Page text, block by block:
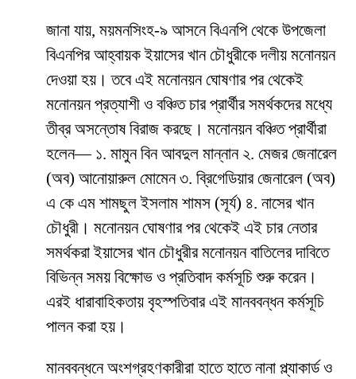
জানা যায়, ময়মনসিংহ-৯ আসনে বিএনপি থেকে উপজেলা
বিএনপির আহ্বায়ক ইয়াসের খান চৌধুরীকে দলীয় মনোনয়ন
দেওয়া হয়। তবে এই মনোনয়ন ঘোষণার পর থেকেই
মনোনয়ন প্রত্যাশী ও বঞ্চিত চার প্রার্থীর সমর্থকদের মধ্যে
তীব্র অসন্তোষ বিরাজ করছে। মনোনয়ন বঞ্চিত প্রার্থীরা
হলেন— ১. মামুন বিন আবদুল মান্নান ২. মেজর জেনারেল
(অব) আনোয়ারুল মোমেন ৩. ব্রিগেডিয়ার জেনারেল (অব)
এ কে এম শামছুল ইসলাম শামস (সূর্য) ৪. নাসের খান
চৌধুরী। মনোনয়ন ঘোষণার পর থেকেই এই চার নেতার
সমর্থকরা ইয়াসের খান চৌধুরীর মনোনয়ন বাতিলের দাবিতে
বিভিন্ন সময় বিক্ষোভ ও প্রতিবাদ কর্মসূচি শুরু করেন।
এরই ধারাবাহিকতায় বৃহস্পতিবার এই মানববন্ধন কর্মসূচি
পালন করা হয়।
মানববন্ধনে অংশগ্রহণকারীরা হাতে হাতে নানা প্ল্যাকার্ড ও